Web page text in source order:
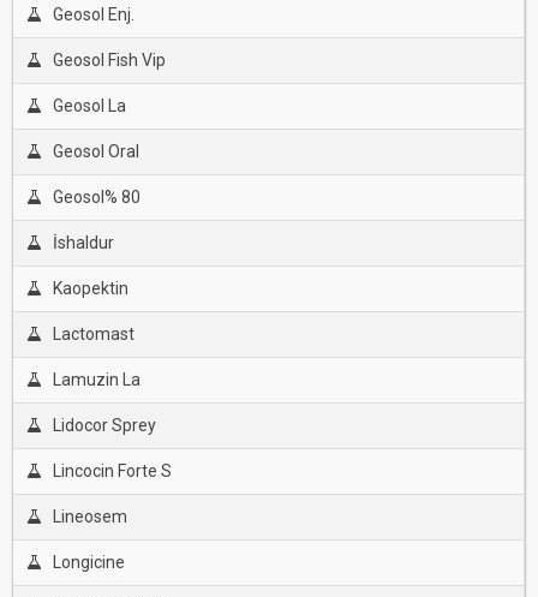
Geosol Enj.
Geosol Fish Vip
Geosol La
Geosol Oral
Geosol% 80
İshaldur
Kaopektin
Lactomast
Lamuzin La
Lidocor Sprey
Lincocin Forte S
Lineosem
Longicine